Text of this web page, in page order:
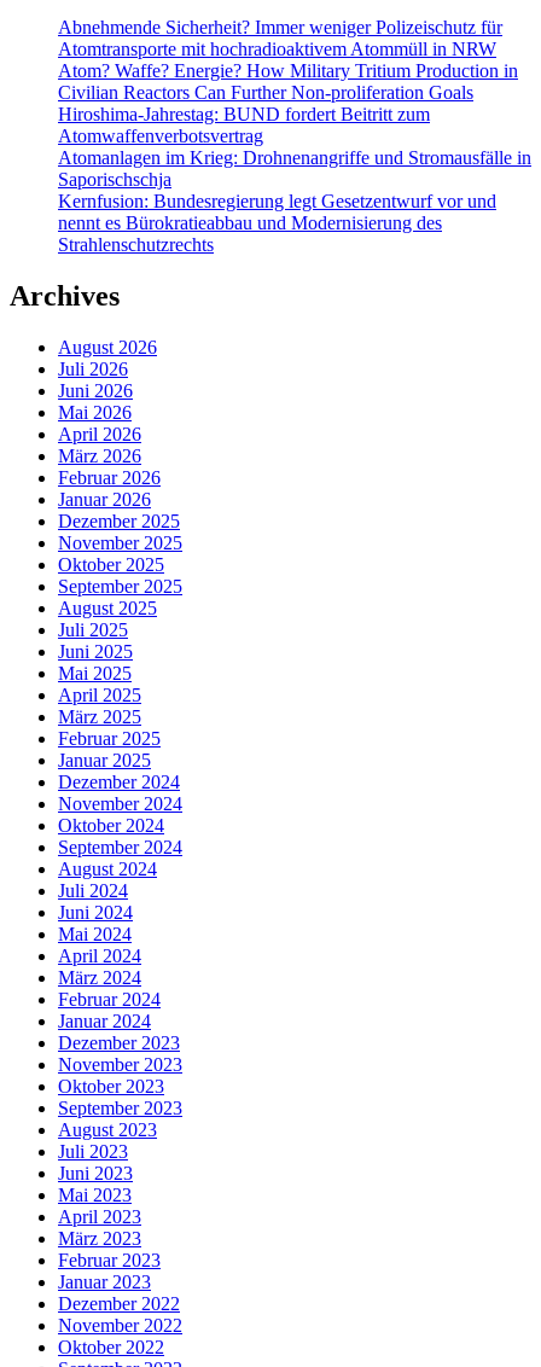
Abnehmende Sicherheit? Immer weniger Polizeischutz für
Atomtransporte mit hochradioaktivem Atommüll in NRW
Atom? Waffe? Energie? How Military Tritium Production in
Civilian Reactors Can Further Non-proliferation Goals
Hiroshima-Jahrestag: BUND fordert Beitritt zum
Atomwaffenverbotsvertrag
Atomanlagen im Krieg: Drohnenangriffe und Stromausfälle in
Saporischschja
Kernfusion: Bundesregierung legt Gesetzentwurf vor und
nennt es Bürokratieabbau und Modernisierung des
Strahlenschutzrechts
Archives
August 2026
Juli 2026
Juni 2026
Mai 2026
April 2026
März 2026
Februar 2026
Januar 2026
Dezember 2025
November 2025
Oktober 2025
September 2025
August 2025
Juli 2025
Juni 2025
Mai 2025
April 2025
März 2025
Februar 2025
Januar 2025
Dezember 2024
November 2024
Oktober 2024
September 2024
August 2024
Juli 2024
Juni 2024
Mai 2024
April 2024
März 2024
Februar 2024
Januar 2024
Dezember 2023
November 2023
Oktober 2023
September 2023
August 2023
Juli 2023
Juni 2023
Mai 2023
April 2023
März 2023
Februar 2023
Januar 2023
Dezember 2022
November 2022
Oktober 2022